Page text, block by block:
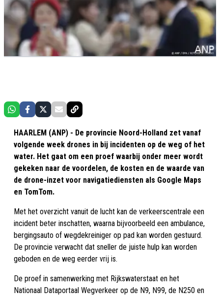
HAARLEM (ANP) - De provincie Noord-Holland zet vanaf
volgende week drones in bij incidenten op de weg of het
water. Het gaat om een proef waarbij onder meer wordt
gekeken naar de voordelen, de kosten en de waarde van
de drone-inzet voor navigatiediensten als Google Maps
en TomTom.
Met het overzicht vanuit de lucht kan de verkeerscentrale een
incident beter inschatten, waarna bijvoorbeeld een ambulance,
bergingsauto of wegdekreiniger op pad kan worden gestuurd.
De provincie verwacht dat sneller de juiste hulp kan worden
geboden en de weg eerder vrij is.
De proef in samenwerking met Rijkswaterstaat en het
Nationaal Dataportaal Wegverkeer op de N9, N99, de N250 en